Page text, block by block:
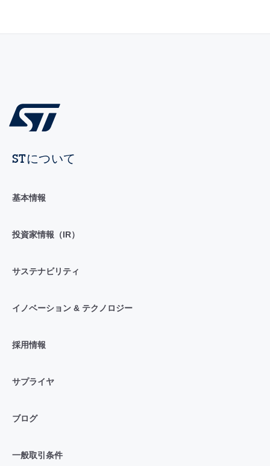
STについて
基本情報
投資家情報（IR）
サステナビリティ
イノベーション & テクノロジー
採用情報
サプライヤ
ブログ
一般取引条件